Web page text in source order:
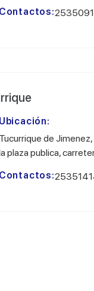
Contactos:
Ubicación:
Tucurrique de
plaza publica,
Contactos: